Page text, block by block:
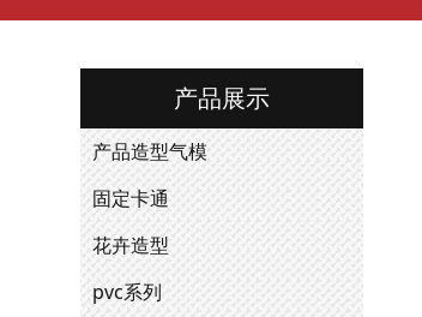
产品展示
产品造型气模
固定卡通
花卉造型
pvc系列